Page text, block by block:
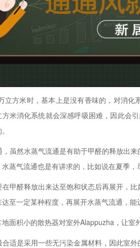
方米时，基本上是没有香味的，对消化
米消化系统就会深感呼吸困难，因此会
然水蒸气流通是有助于甲醛的释放出来
蒸气流通也是有讲求的，比如说在夏季，
醛释放出来达至饱和状态后再展开，比
至一定某种程度，再展开水蒸气流通，能
积小的散热器对室外Alappuzha，让室
是采用一些无污染金属材料，因此室外